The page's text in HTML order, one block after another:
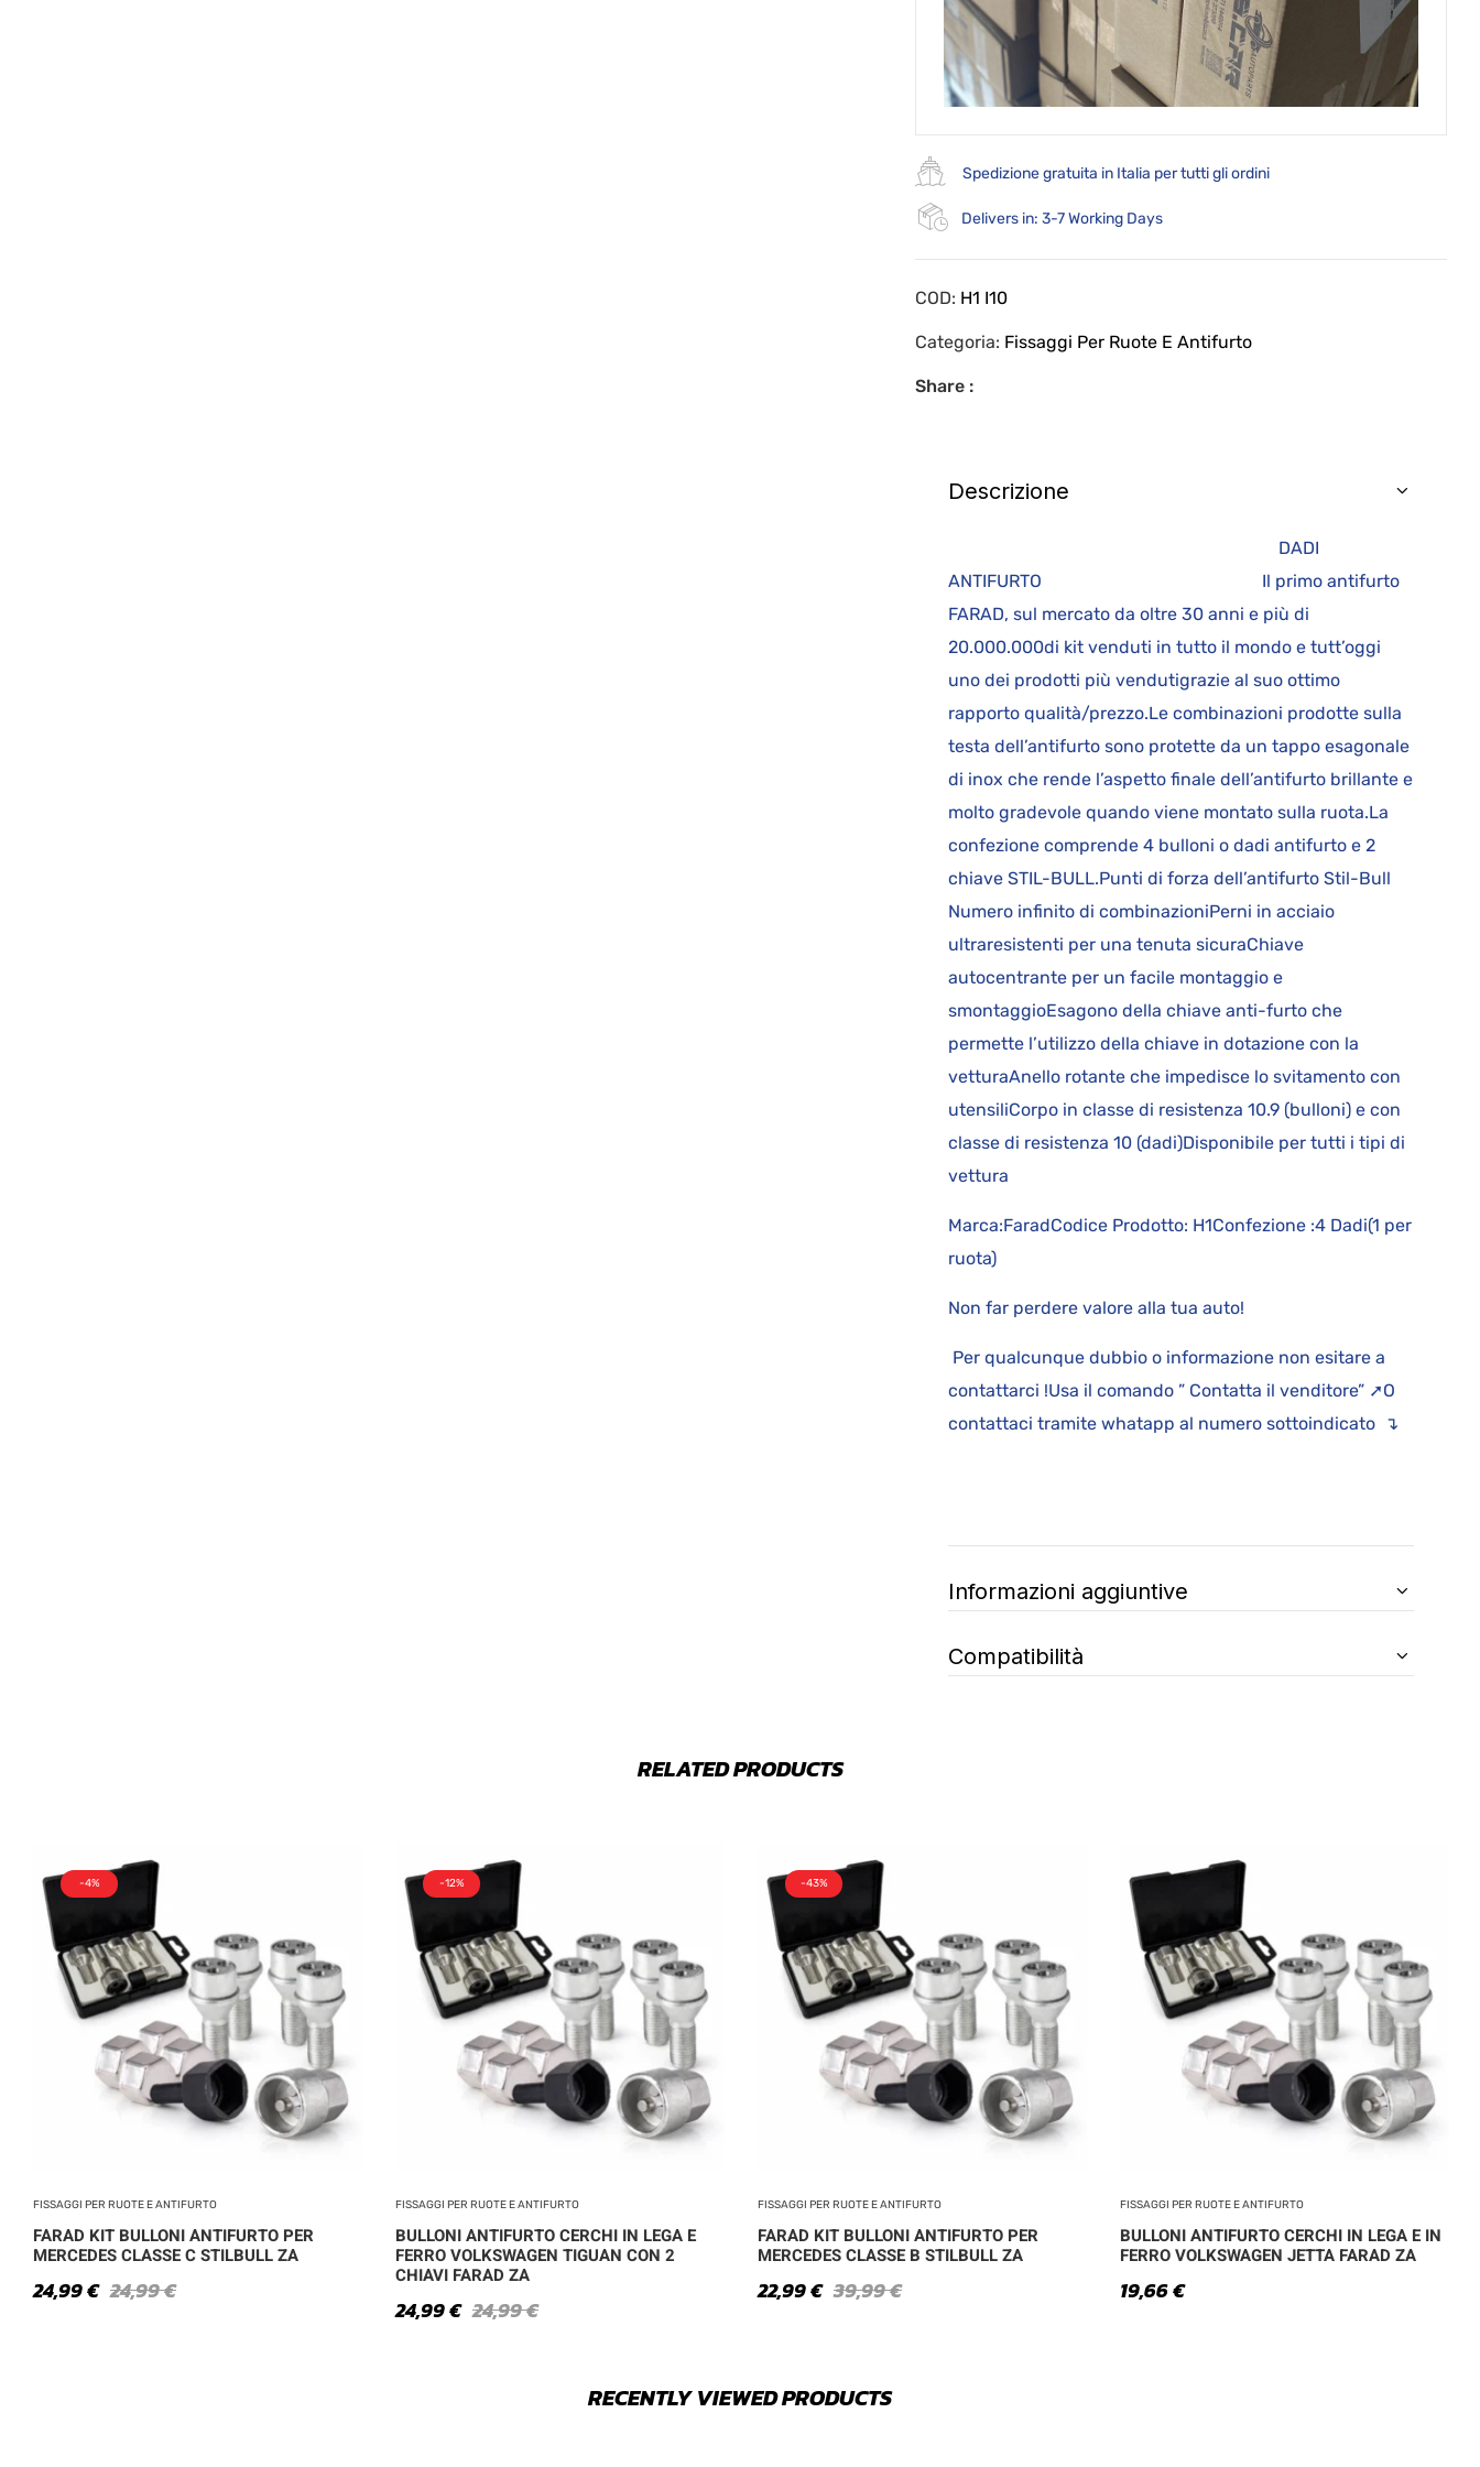
Spedizione gratuita in Italia per tutti gli ordini
Delivers in: 3-7 Working Days
COD: H1 I10
Categoria: Fissaggi Per Ruote E Antifurto
Share :
Descrizione
DADI
ANTIFURTO Il primo antifurto
FARAD, sul mercato da oltre 30 anni e più di
20.000.000di kit venduti in tutto il mondo e tutt’oggi
uno dei prodotti più vendutigrazie al suo ottimo
rapporto qualità/prezzo.Le combinazioni prodotte sulla
testa dell’antifurto sono protette da un tappo esagonale
di inox che rende l’aspetto finale dell’antifurto brillante e
molto gradevole quando viene montato sulla ruota.La
confezione comprende 4 bulloni o dadi antifurto e 2
chiave STIL-BULL.Punti di forza dell’antifurto Stil-Bull
Numero infinito di combinazioniPerni in acciaio
ultraresistenti per una tenuta sicuraChiave
autocentrante per un facile montaggio e
smontaggioEsagono della chiave anti-furto che
permette l’utilizzo della chiave in dotazione con la
vetturaAnello rotante che impedisce lo svitamento con
utensiliCorpo in classe di resistenza 10.9 (bulloni) e con
classe di resistenza 10 (dadi)Disponibile per tutti i tipi di
vettura
Marca:FaradCodice Prodotto: H1Confezione :4 Dadi(1 per
ruota)
Non far perdere valore alla tua auto!
Per qualcunque dubbio o informazione non esitare a
contattarci !Usa il comando ” Contatta il venditore” ➚O
contattaci tramite whatapp al numero sottoindicato ↴
Informazioni aggiuntive
Compatibilità
RELATED PRODUCTS
-4%
FISSAGGI PER RUOTE E ANTIFURTO
FARAD KIT BULLONI ANTIFURTO PER
MERCEDES CLASSE C STILBULL ZA
24,99€
24,99€
-12%
FISSAGGI PER RUOTE E ANTIFURTO
BULLONI ANTIFURTO CERCHI IN LEGA E
FERRO VOLKSWAGEN TIGUAN CON 2
CHIAVI FARAD ZA
24,99€
24,99€
-43%
FISSAGGI PER RUOTE E ANTIFURTO
FARAD KIT BULLONI ANTIFURTO PER
MERCEDES CLASSE B STILBULL ZA
39,99€
22,99€
FISSAGGI PER RUOTE E ANTIFURTO
BULLONI ANTIFURTO CERCHI IN LEGA E IN
FERRO VOLKSWAGEN JETTA FARAD ZA
19,66€
RECENTLY VIEWED PRODUCTS